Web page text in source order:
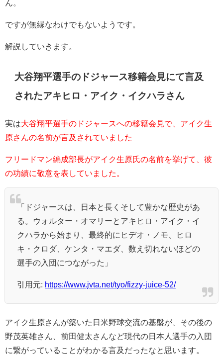
ん。
ですが無縁なわけでもないようです。
解説していきます。
大谷翔平選手のドジャース移籍会見にて言及
されたアキヒロ・アイク・イクハラさん
実は大谷翔平選手のドジャースへの移籍会見で、アイク生
原さんの名前が言及されていました
フリードマン編成部長がアイク生原氏の名前を挙げて、彼
の功績に敬意を表していました。
「ドジャースは、日本と長くそして豊かな歴史があ
る。ウォルター・オマリーとアキヒロ・アイク・イ
クハラから始まり、最終的にヒデオ・ノモ、ヒロ
キ・クロダ、ケンタ・マエダ、数え切れないほどの
選手の入団につながった」
引用元: https://www.jvta.net/tyo/fizzy-juice-52/
アイク生原さんが築いた日米野球交流の基盤が、その後の
野茂英雄さん、前田健太さんなど現代の日本人選手の入団
に繋がっていることがわかる言及だったなと思います。